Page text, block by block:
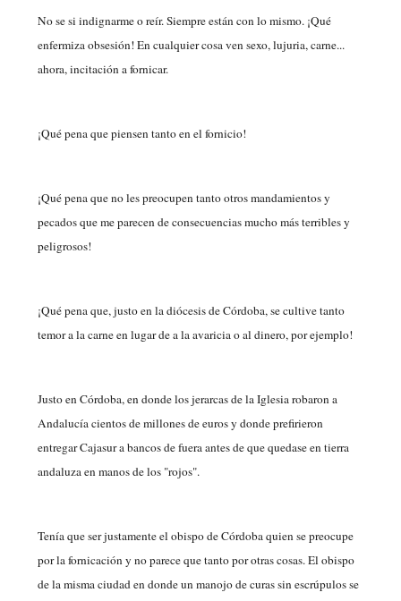
No se si indignarme o reír. Siempre están con lo mismo. ¡Qué
enfermiza obsesión! En cualquier cosa ven sexo, lujuria, carne...
ahora, incitación a fornicar.
¡Qué pena que piensen tanto en el fornicio!
¡Qué pena que no les preocupen tanto otros mandamientos y
pecados que me parecen de consecuencias mucho más terribles y
peligrosos!
¡Qué pena que, justo en la diócesis de Córdoba, se cultive tanto
temor a la carne en lugar de a la avaricia o al dinero, por ejemplo!
Justo en Córdoba, en donde los jerarcas de la Iglesia robaron a
Andalucía cientos de millones de euros y donde prefirieron
entregar Cajasur a bancos de fuera antes de que quedase en tierra
andaluza en manos de los "rojos".
Tenía que ser justamente el obispo de Córdoba quien se preocupe
por la fornicación y no parece que tanto por otras cosas. El obispo
de la misma ciudad en donde un manojo de curas sin escrúpulos se